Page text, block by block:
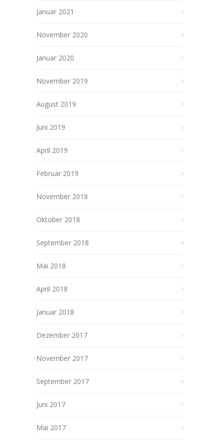
Januar 2021
November 2020
Januar 2020
November 2019
August 2019
Juni 2019
April 2019
Februar 2019
November 2018
Oktober 2018
September 2018
Mai 2018
April 2018
Januar 2018
Dezember 2017
November 2017
September 2017
Juni 2017
Mai 2017